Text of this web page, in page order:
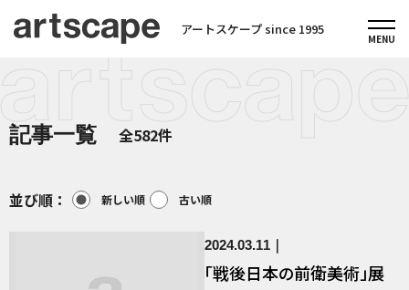
アートスケープ since 1995
記事一覧 全582件
並び順： 新しい順 古い順
2024.03.11
「戦後日本の前衛美術」展